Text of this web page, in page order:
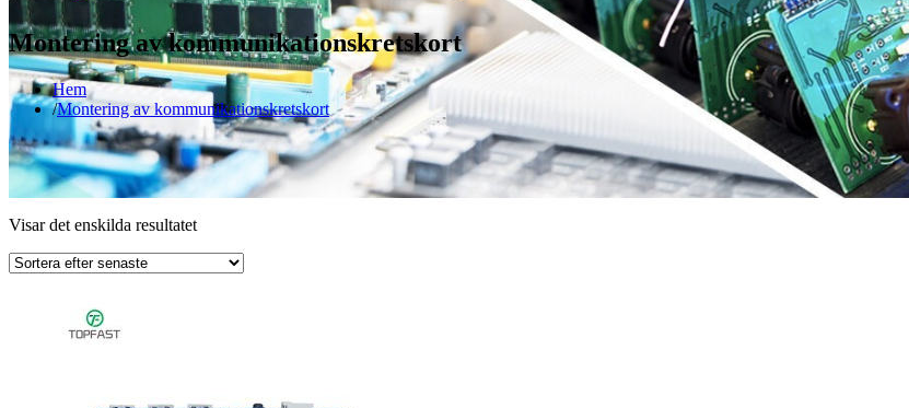
Montering av kommunikationskretskort
Hem
Montering av kommunikationskretskort
Visar det enskilda resultatet